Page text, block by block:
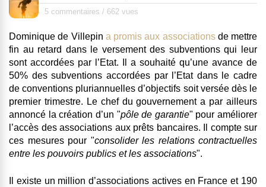
5 commentaires / 662 vues
Dominique de Villepin a promis aux associationsde mettre
fin au retard dans le versement des subventions qui leur
sont accordées par l’Etat. Il a souhaité qu’une avance de
50% des subventions accordées par l’Etat dans le cadre
de conventions pluriannuelles d’objectifs soit versée dès le
premier trimestre. Le chef du gouvernement a par ailleurs
annoncé la création d’un "pôle de garantie" pour améliorer
l’accès des associations aux prêts bancaires. Il compte sur
ces mesures pour "consolider les relations contractuelles
entre les pouvoirs publics et les associations".
Il existe un million d’associations actives en France et 190